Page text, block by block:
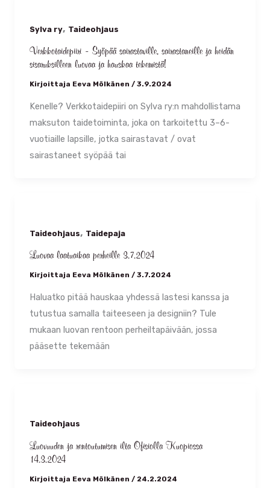
Sylva ry, Taideohjaus
Verkkotaidepiiri – Syöpää sairastaville, sairastaneille ja heidän
sisaruksilleen luovaa ja hauskaa tekemistä!
Kirjoittaja Eeva Mölkänen / 3.9.2024
Kenelle? Verkkotaidepiiri on Sylva ry:n mahdollistama
maksuton taidetoiminta, joka on tarkoitettu 3–6-
vuotiaille lapsille, jotka sairastavat / ovat
sairastaneet syöpää tai
Taideohjaus, Taidepaja
Luovaa laatuaikaa perheille 3.7.2024
Kirjoittaja Eeva Mölkänen / 3.7.2024
Haluatko pitää hauskaa yhdessä lastesi kanssa ja
tutustua samalla taiteeseen ja designiin? Tule
mukaan luovan rentoon perheiltapäivään, jossa
pääsette tekemään
Taideohjaus
Luovuuden ja rentoutumisen ilta Ofisiolla Kuopiossa
14.3.2024
Kirjoittaja Eeva Mölkänen / 24.2.2024